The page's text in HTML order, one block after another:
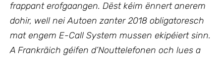
frappant erofgaangen. Dëst kéim ënnert anerem
dohir, well nei Autoen zanter 2018 obligatoresch
mat engem E-Call System mussen ekipéiert sinn.
A Frankräich géifen d’Nouttelefonen och lues a